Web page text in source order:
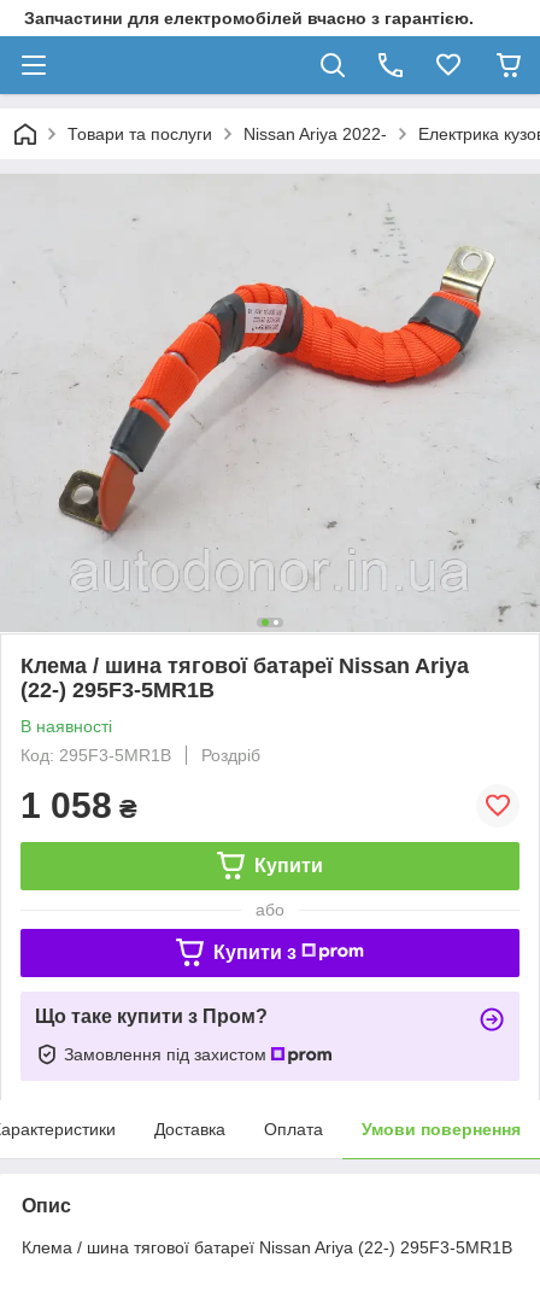
Запчастини для електромобілей вчасно з гарантією.
Товари та послуги Nissan Ariya 2022- Електрика
Клема / шина тягової батареї Nissan Ariya
(22-) 295F3-5MR1B
В наявності
Код: 295F3-5MR1B
Роздріб
1 058 ₴
Купити
або
Купити з
Що таке купити з Пром?
Замовлення під захистом
Доставка Оплата Умови повернення
Опис
Клема / шина тягової батареї Nissan Ariya (22-) 295F3-5MR1B